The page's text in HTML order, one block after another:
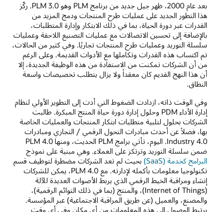
بعد عام 2000، ظهر جيل جديد من برنامج PLM وهو PLM 3.0. ركّز
هذا التطور الجديد على عمليات طرح المنتجات ودمج المزيد من
القدرات عبر دورة الحياة، بما في ذلك الابتكار وإدارة المتطلبات،
بالإضافة إلى تحسين الاتصالات مع عمليات التصنيع اللاحقة وعمليات
سلسلة التوريد وعمليات طرح المنتجات تجاريًا. وفي كثير من الحالات،
تم اكتساب هذه القدرات وتكاملها مع الأدوات القديمة. وعلى الرغم
من أن الشركات تمكنت من الاستفادة من هذه الوظيفة الجديدة، إلا
أن هذا النهج القديم كان معقداً ولا يزال يتطلب تخصيصات واسعة
النطاق.
وفي الوقت ذاته، ازدادت الضغوط التي أدت إلى التطوير الأولي لنظام
إدارة الأداء PDM وحلول إدارة دورة حياة المنتج المبكرة. طالبت
الشركات بحلول لتلبية متطلبات ابتكار المنتجات والعمليات الخاصة
بها، فضلاً عن أحدث مبادرات التحول الرقمي / التجاري ومبادرات
Industry 4.0. اليوم، تأتي برامج PLM الحديث، ومنها PLM 4.0
ضمن سلسلة التوريد وترتكز على العملاء. وهي مبنية على نموذج
البرامج كخدمة (SaaS)
بحيث لم تعد الشركات مضطرة لتوظيف قسم
تكنولوجيا معلومات بأكمله لإدارته. مع PLM 4.0، يمكن للشركات
إنشاء ومراقبة الخيط الرقمي الذي يربط الأصوات العديدة للآلة
(Internet of Things)، والمنتج (بما في ذلك التوائم الرقمية)،
والمصنع، والعميل (عن طريق المراقبة الاجتماعية) عبر المؤسسة.
يرتبط الوصول إلى هذه المعلومات من أي مكان وفي أي وقت